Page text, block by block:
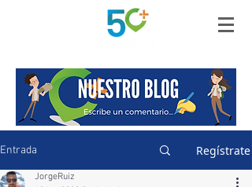
Entrada Regístrate
JorgeRuiz